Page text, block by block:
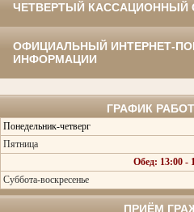
ЧЕТВЕРТЫЙ КАССАЦИОННЫЙ
ОФИЦИАЛЬНЫЙ ИНТЕРНЕТ-
ИНФОРМАЦИИ
ГРАФИК
Понедельник-четверг
Пятница
Обед: 13:00 -
Суббота-воскресенье
ПРИЁМ